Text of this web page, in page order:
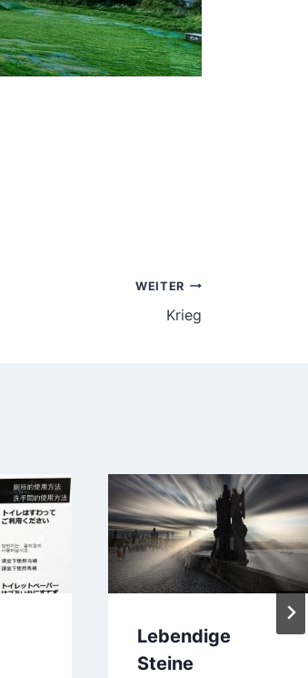
WEITER
Krieg
Lebendige
Steine